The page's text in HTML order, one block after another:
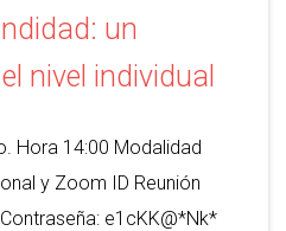
un
nivel individual
Hora 14:00 Modalidad
y Zoom ID Reunión
e1cKK@*Nk*